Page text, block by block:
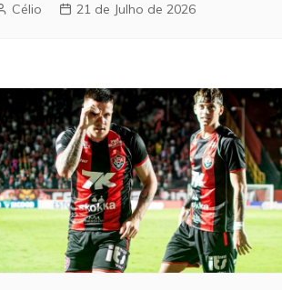
Célio 21 de Julho de 2026